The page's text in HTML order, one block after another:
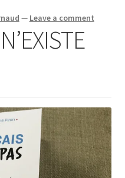
— Leave a comment